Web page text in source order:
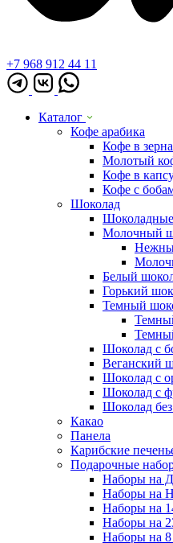
+7 968 912 44 11
Каталог
Кофе арабика
Кофе в
Молотый
Кофе в
Кофе с
Шоколад
Молочный
Белый
Горький
Темный
Шоколад с
Веганский
Шоколад с
Шоколад с
Шоколад без
Какао
Панела
Карибские
Подарочные
Наборы на
Наборы на
Наборы на
Наборы на
Наборы на 8